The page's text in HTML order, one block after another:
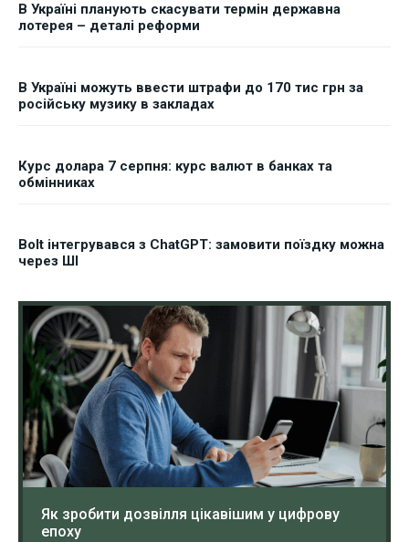
В Україні планують скасувати термін державна
лотерея – деталі реформи
В Україні можуть ввести штрафи до 170 тис грн за
російську музику в закладах
Курс долара 7 серпня: курс валют в банках та
обмінниках
Bolt інтегрувався з ChatGPT: замовити поїздку можна
через ШІ
Як зробити дозвілля цікавішим у цифрову
епоху